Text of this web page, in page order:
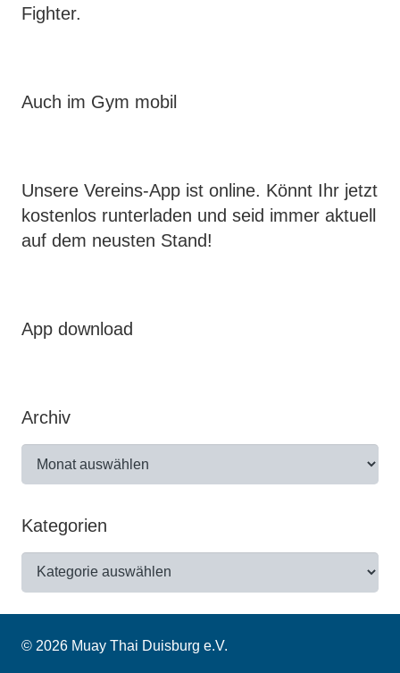
Fighter.
Auch im Gym mobil
Unsere Vereins-App ist online. Könnt Ihr jetzt
kostenlos runterladen und seid immer aktuell
auf dem neusten Stand!
App download
Archiv
Kategorien
© 2026 Muay Thai Duisburg e.V.